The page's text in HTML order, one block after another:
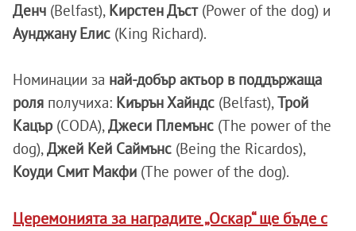
Денч (Belfast), Кирстен Дъст(Power of the dog) и
Аунджану Елис (King Richard).
Номинации за най-добър актьор в поддържаща
роля получиха: Киърън Хайндс (Belfast),Трой
Кацър (CODA),Джеси Племънс (The power of the
dog),Джей Кей Саймънс (Being the Ricardos),
Коуди Смит Макфи (The power of the dog).
Церемонията за наградите „Оскар“ ще бъде с